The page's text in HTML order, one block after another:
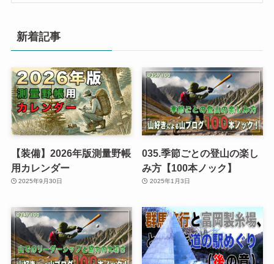
新着記事
【装備】2026年版測量野帳
用カレンダー
2025年9月30日
035.季節ごとの登山の楽し
み方【100本ノック】
2025年1月3日